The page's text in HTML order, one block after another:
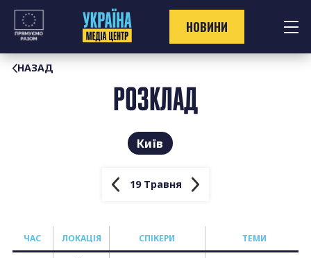
Перейти
контенту
НОВИНИ
НАЗАД
РОЗКЛАД
Київ
19 Травня
ЧАС ЛОКАЦІЯ СПІКЕРИ TЕМИ